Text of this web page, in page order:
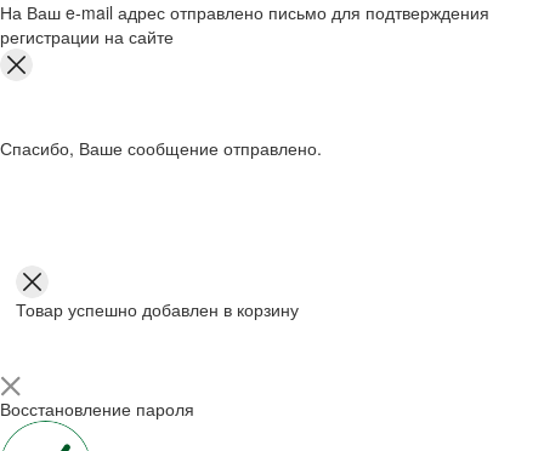
На Ваш e-mail адрес отправлено письмо для подтверждения
регистрации на сайте
Спасибо, Ваше сообщение отправлено.
Товар успешно добавлен в корзину
Восстановление пароля